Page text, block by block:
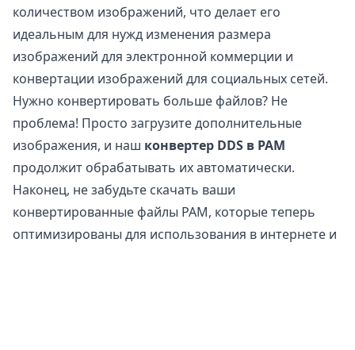
количеством изображений, что делает его
идеальным для нужд изменения размера
изображений для электронной коммерции и
конвертации изображений для социальных сетей.
Нужно конвертировать больше файлов? Не
проблема! Просто загрузите дополнительные
изображения, и наш конвертер DDS в PAM
продолжит обрабатывать их автоматически.
Наконец, не забудьте скачать ваши
конвертированные файлы PAM, которые теперь
оптимизированы для использования в интернете и